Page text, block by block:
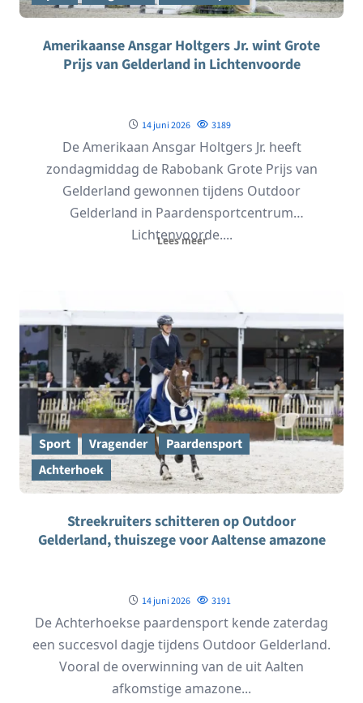
Amerikaanse Ansgar Holtgers Jr. wint Grote
Prijs van Gelderland in Lichtenvoorde
14 juni 2026 3189
De Amerikaan Ansgar Holtgers Jr. heeft
zondagmiddag de Rabobank Grote Prijs van
Gelderland gewonnen tijdens Outdoor
Gelderland in Paardensportcentrum
Lichtenvoorde....
Lees meer
Sport Vragender
Paardensport
Achterhoek
Streekruiters schitteren op Outdoor
Gelderland, thuiszege voor Aaltense amazone
14 juni 2026 3191
De Achterhoekse paardensport kende zaterdag
een succesvol dagje tijdens Outdoor Gelderland.
Vooral de overwinning van de uit Aalten
afkomstige amazone...